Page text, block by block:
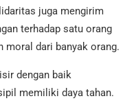
juga mengirim
terhadap satu orang
moral dari banyak orang.
dengan baik
memiliki daya tahan.